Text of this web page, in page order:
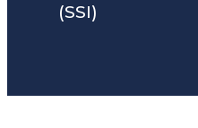
(SSI)